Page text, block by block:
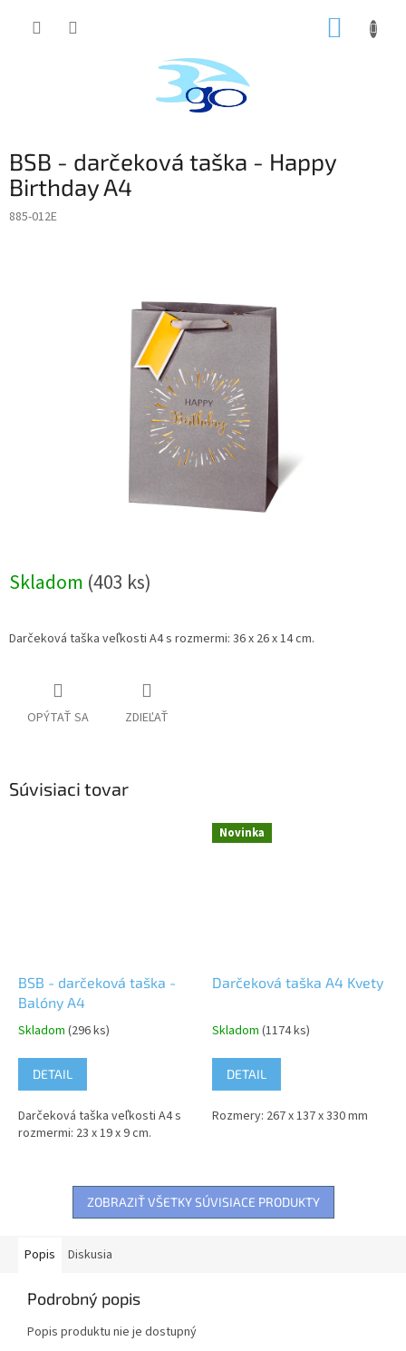
BSB - darčeková taška - Happy
Birthday A4
885-012E
Skladom (403 ks)
Darčeková taška veľkosti A4 s rozmermi: 36 x 26 x 14 cm.
OPÝTAŤ SA ZDIEĽAŤ
Súvisiaci tovar
BSB - darčeková taška -
Balóny A4
Skladom (296 ks)
DETAIL
Darčeková taška veľkosti A4 s
rozmermi: 23 x 19 x 9 cm.
Novinka
Darčeková taška A4 Kvety
Skladom (1174 ks)
DETAIL
Rozmery: 267 x 137 x 330 mm
ZOBRAZIŤ VŠETKY SÚVISIACE PRODUKTY
Popis Diskusia
Podrobný popis
Popis produktu nie je dostupný